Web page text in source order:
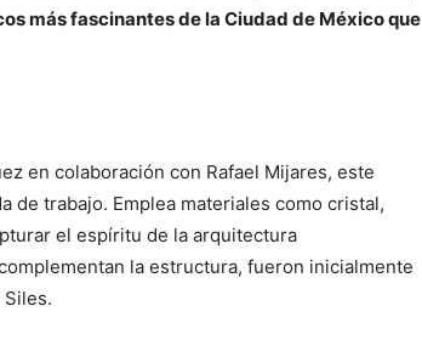
más fascinantes de la Ciudad de México que
en colaboración con Rafael Mijares, este
de trabajo. Emplea materiales como cristal,
el espíritu de la arquitectura
la estructura, fueron inicialmente